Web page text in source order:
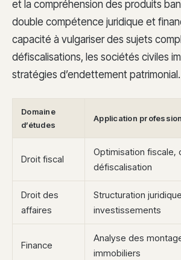
et la compréhension des produits
double compétence juridique et
capacité à vulgariser des sujets
défiscalisations, les sociétés civiles
stratégies d’endettement patrimonial.
Domaine
d’études
Application
Droit fiscal
Optimisation fiscale,
défiscalisation
Droit des
affaires
Structuration
investissements
Finance
Analyse des
immobiliers